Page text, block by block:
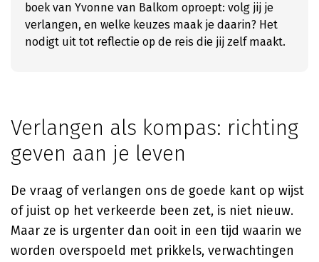
boek van Yvonne van Balkom oproept: volg jij je
verlangen, en welke keuzes maak je daarin? Het
nodigt uit tot reflectie op de reis die jij zelf maakt.
Verlangen als kompas: richting
geven aan je leven
De vraag of verlangen ons de goede kant op wijst
of juist op het verkeerde been zet, is niet nieuw.
Maar ze is urgenter dan ooit in een tijd waarin we
worden overspoeld met prikkels, verwachtingen